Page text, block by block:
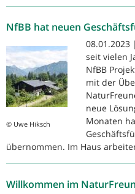
NfBB hat neuen
© Uwe Hiksch
08.01.2023
seit vielen
NfBB
mit der
neue
Monaten
übernommen. Im Haus
Willkommen im